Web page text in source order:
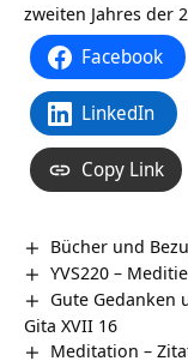
zweiten Jahres der
Facebook
LinkedIn
Copy Link
Bücher und
YVS220 –
Gute Gedanken
Gita XVII 16
Meditation –